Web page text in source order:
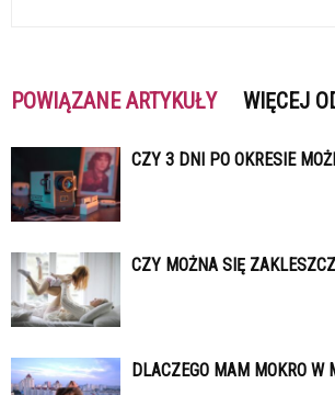
POWIĄZANE ARTYKUŁY WIĘCEJ
CZY 3 DNI PO OKRESIE
CZY MOŻNA SIĘ
DLACZEGO MAM MOKRO W